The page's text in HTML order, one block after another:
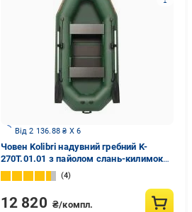
Від 2 136.88 ₴ X 6
Човен Kolibri надувний гребний K-
270T.01.01 з пайолом слань-килимок
зелений
4
12 820 ₴/компл.